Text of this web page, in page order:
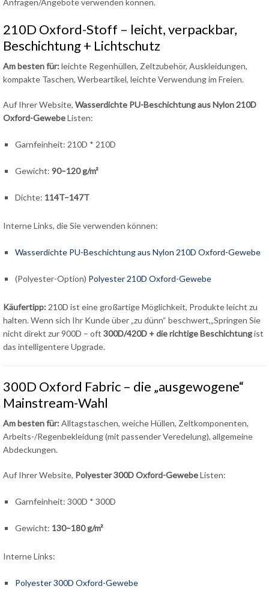
Anfragen/Angebote verwenden können.
210D Oxford-Stoff – leicht, verpackbar,
Beschichtung + Lichtschutz
Am besten für:leichte Regenhüllen, Zeltzubehör, Auskleidungen,
kompakte Taschen, Werbeartikel, leichte Verwendung im Freien.
Auf Ihrer Website, Wasserdichte PU-Beschichtung aus Nylon 210D
Oxford-GewebeListen:
Garnfeinheit: 210D * 210D
Gewicht: 90–120 g/m²
Dichte: 114T–147T
Interne Links, die Sie verwenden können:
Wasserdichte PU-Beschichtung aus Nylon 210D Oxford-Gewebe
(Polyester-Option) Polyester 210D Oxford-Gewebe
Käufertipp: 210D ist eine großartige Möglichkeit, Produkte leicht zu
halten. Wenn sich Ihr Kunde über „zu dünn“ beschwert,„Springen Sie
nicht direkt zur 900D – oft 300D/420D + die richtige Beschichtungist
das intelligentere Upgrade.
300D Oxford Fabric – die „ausgewogene“
Mainstream-Wahl
Am besten für:Alltagstaschen, weiche Hüllen, Zeltkomponenten,
Arbeits-/Regenbekleidung (mit passender Veredelung), allgemeine
Abdeckungen.
Auf Ihrer Website, Polyester 300D Oxford-GewebeListen:
Garnfeinheit: 300D * 300D
Gewicht: 130–180 g/m²
Interne Links:
Polyester 300D Oxford-Gewebe